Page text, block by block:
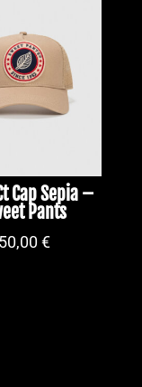
Cap Sepia –
Pants
50,00€